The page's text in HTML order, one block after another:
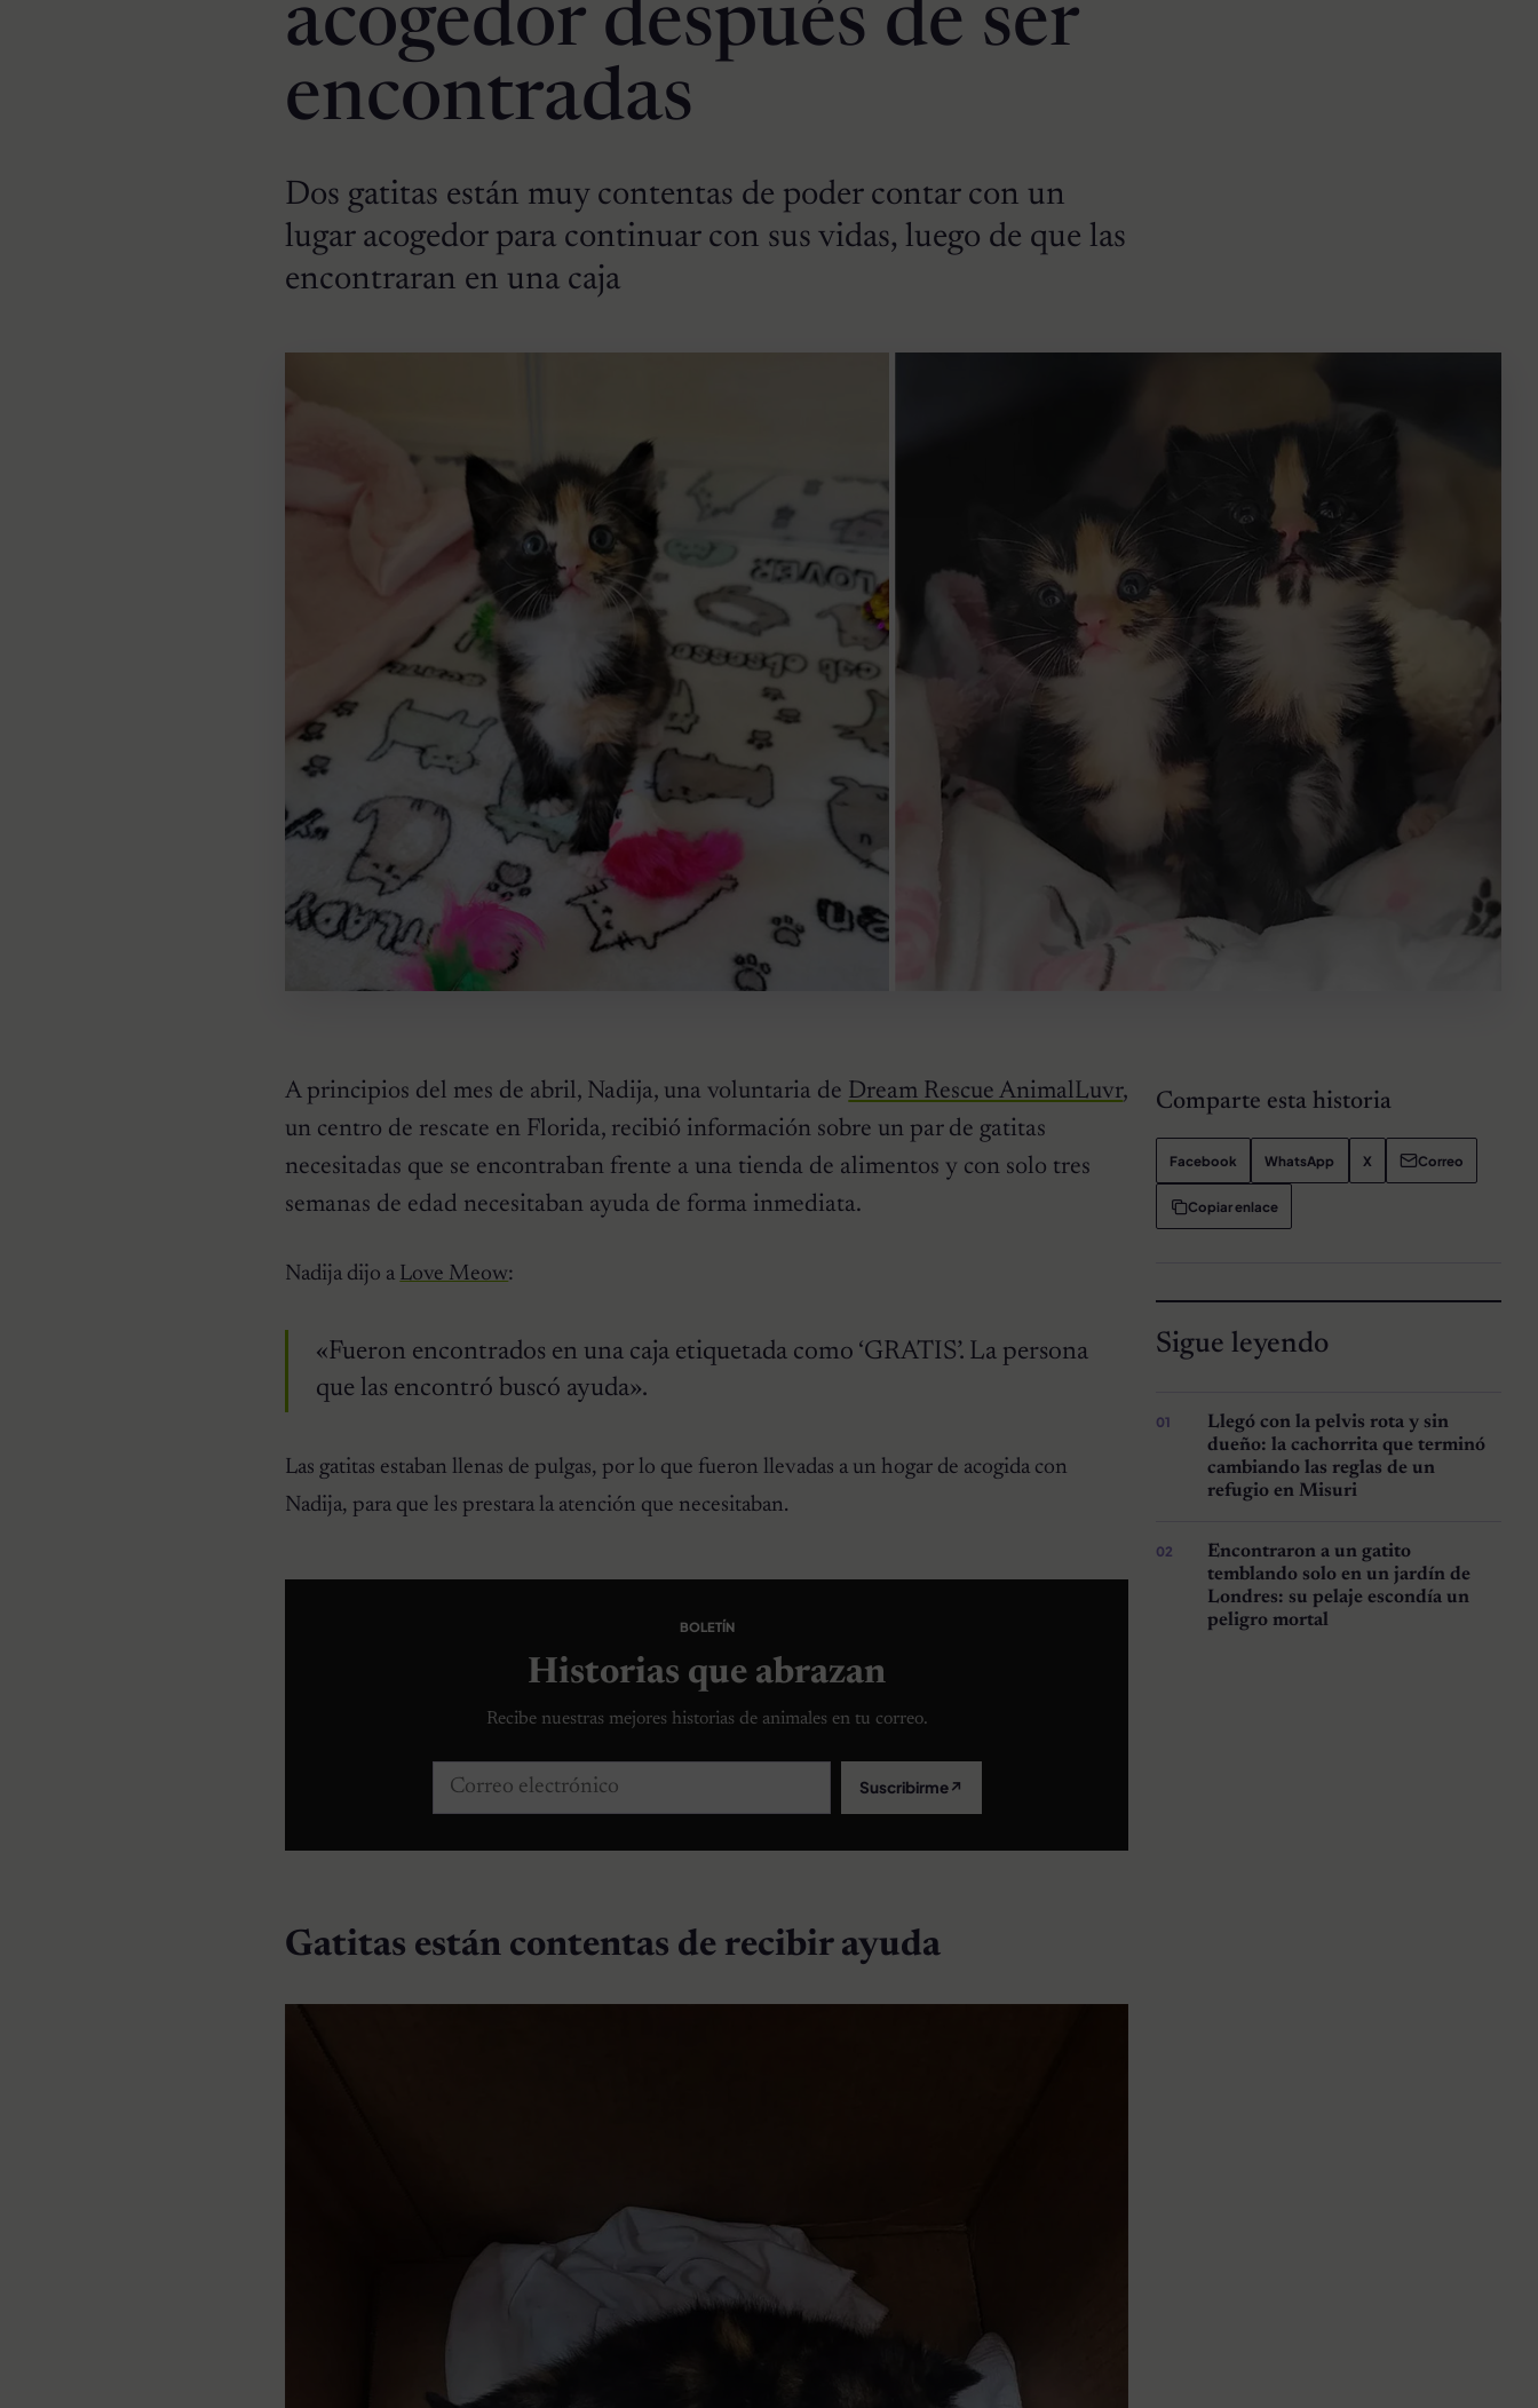
acogedor después de ser
encontradas
Dos gatitas están muy contentas de poder contar con un
lugar acogedor para continuar con sus vidas, luego de que las
encontraran en una caja
A principios del mes de abril, Nadija, una voluntaria de Dream Rescue AnimalLuvr,
un centro de rescate en Florida, recibió información sobre un par de gatitas
necesitadas que se encontraban frente a una tienda de alimentos y con solo tres
semanas de edad necesitaban ayuda de forma inmediata.
Nadija dijo a Love Meow:
«Fueron encontrados en una caja etiquetada como ‘GRATIS’. La persona
que las encontró buscó ayuda».
Las gatitas estaban llenas de pulgas, por lo que fueron llevadas a un hogar de acogida con
Nadija, para que les prestara la atención que necesitaban.
BOLETÍN
Historias que abrazan
Recibe nuestras mejores historias de animales en tu correo.
Correo electrónico Suscribirme↗
Gatitas están contentas de recibir ayuda
Comparte esta historia
Facebook WhatsApp X Correo
Copiar enlace
Sigue leyendo
Llegó con la pelvis rota y sin
dueño: la cachorrita que terminó
cambiando las reglas de un
refugio en Misuri
Encontraron a un gatito
temblando solo en un jardín de
Londres: su pelaje escondía un
peligro mortal